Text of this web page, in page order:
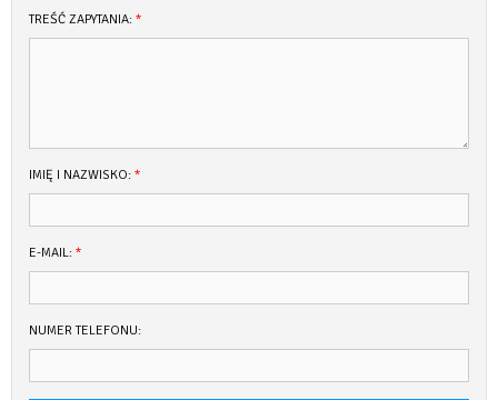
TREŚĆ ZAPYTANIA: *
IMIĘ I NAZWISKO: *
E-MAIL: *
NUMER TELEFONU: